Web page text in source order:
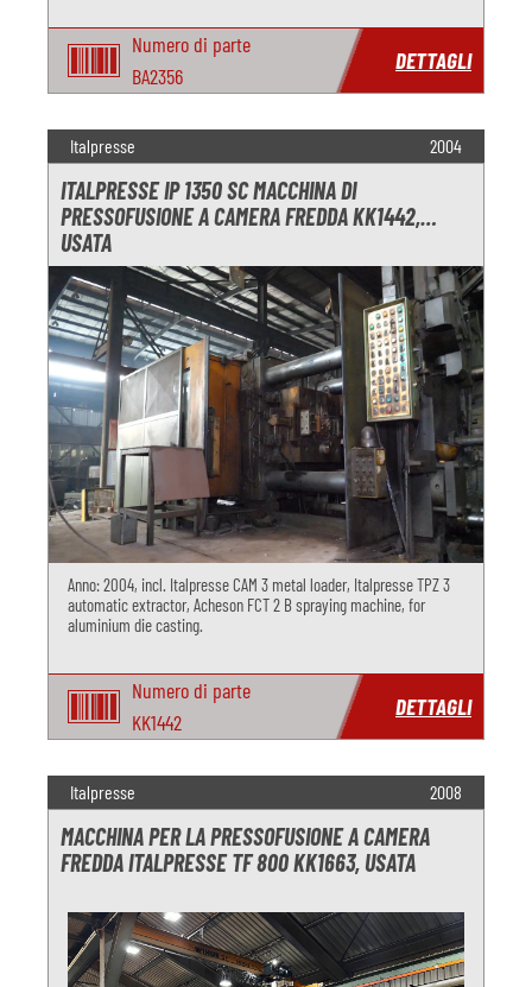
Numero di parte
BA2356
DETTAGLI
Italpresse 2004
ITALPRESSE IP 1350 SC MACCHINA DI
PRESSOFUSIONE A CAMERA FREDDA KK1442,
USATA
Anno: 2004, incl. Italpresse CAM 3 metal loader, Italpresse TPZ 3
automatic extractor, Acheson FCT 2 B spraying machine, for
aluminium die casting.
Numero di parte
KK1442
DETTAGLI
Italpresse 2008
MACCHINA PER LA PRESSOFUSIONE A CAMERA
FREDDA ITALPRESSE TF 800 KK1663, USATA